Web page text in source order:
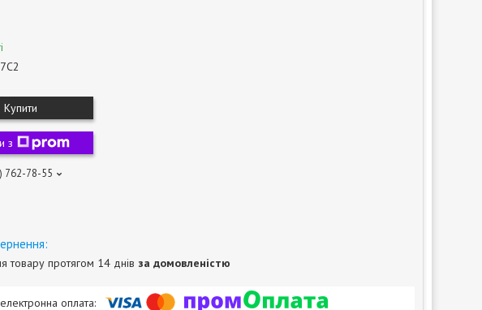
Купити
з
762-78-55
товару протягом 14 днів за домовленістю